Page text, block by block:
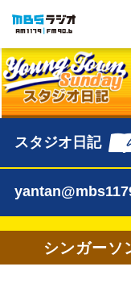
MBSラジオ
スタジオ日記
シンガーソ